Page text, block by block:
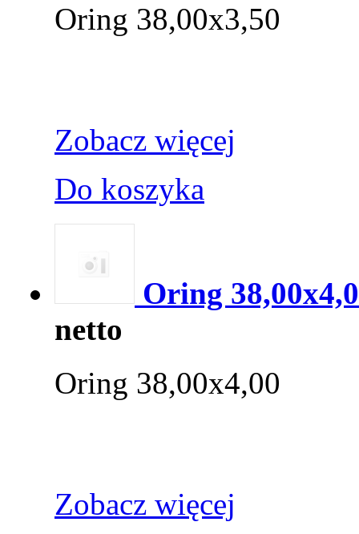
Oring 38,00x3,50
Zobacz więcej
Do koszyka
Oring
netto
Oring 38,00x4,00
Zobacz więcej